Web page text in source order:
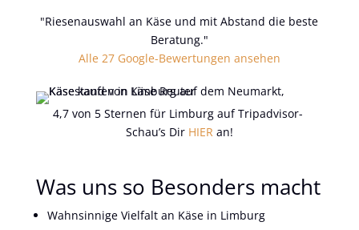
"Riesenauswahl an Käse und mit Abstand die beste
Beratung."
Alle 27 Google-Bewertungen ansehen
4,7 von 5 Sternen für Limburg auf Tripadvisor-
Schau’s Dir HIER an!
Was uns so Besonders macht
Wahnsinnige Vielfalt an Käse in Limburg